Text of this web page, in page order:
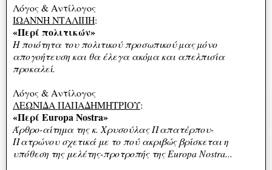
Λόγος & Αντίλογος
ΙΩΑΝΝΗ ΝΤΑΛΙΠΗ:
«Περί πολιτικών»
Η ποιότητα του πολιτικού προσωπικού µας µόνο
απογοήτευση και θα έλεγα ακόµα και απελπισία
προκαλεί.
Λόγος & Αντίλογος
ΛΕΩΝΙΔΑ ΠΑΠΑΔΗΜΗΤΡΙΟΥ:
«Περί Europa Nostra»
Άρθρο-αίτημα της κ. Χρυσούλας Παπατέρπου-
Πατρώνου σχετικά με το πού ακριβώς βρίσκεται η
υπόθεση της μελέτης-προτροπής της Europa Nostra...